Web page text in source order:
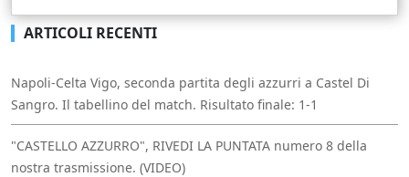
ARTICOLI RECENTI
Napoli-Celta Vigo, seconda partita degli azzurri a Castel Di
Sangro. Il tabellino del match. Risultato finale: 1-1
"CASTELLO AZZURRO", RIVEDI LA PUNTATA numero 8 della
nostra trasmissione. (VIDEO)